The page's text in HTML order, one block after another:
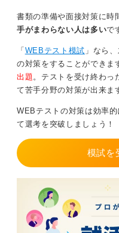
書類の準備や面接対策に時
手がまわらない人は多いで
「 WEBテスト模試 」なら
の対策をすることができま
出題 。テストを受け終わっ
て苦手分野の対策が出来ま
WEBテストの対策は効率
て選考を突破しましょう！
模試を